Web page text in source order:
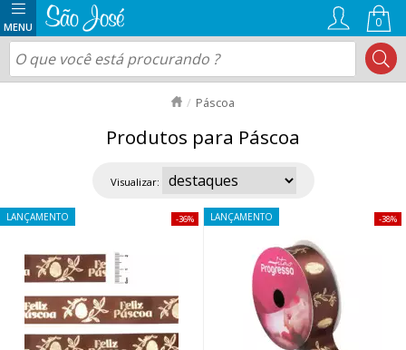
0
Páscoa
Produtos para Páscoa
Visualizar:
LANÇAMENTO 36% LANÇAMENTO 38%